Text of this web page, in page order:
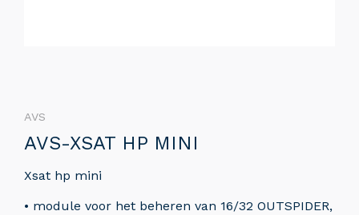
AVS
AVS-XSAT HP MINI
Xsat hp mini
• module voor het beheren van 16/32 OUTSPIDER,